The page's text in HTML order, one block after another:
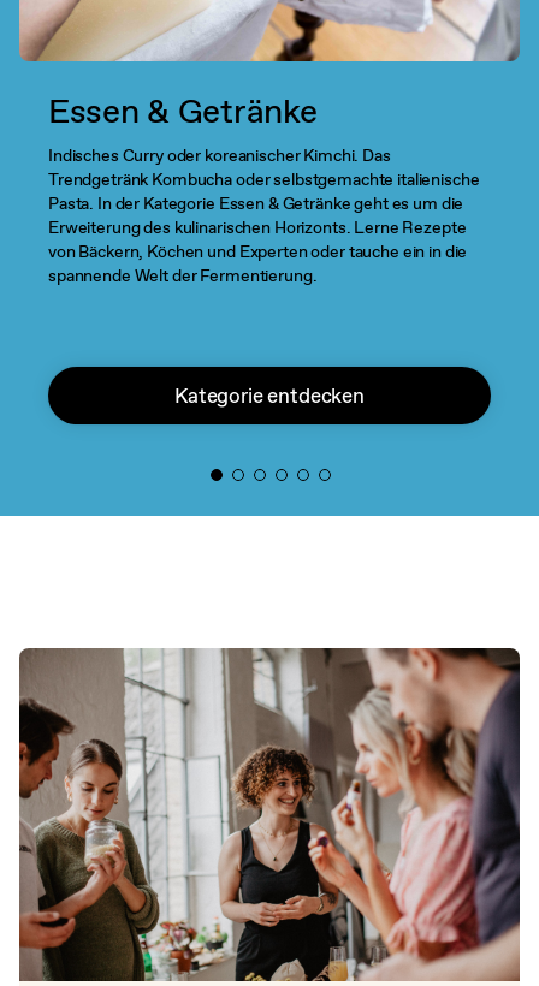
Essen & Getränke
Indisches Curry oder koreanischer Kimchi. Das
Trendgetränk Kombucha oder selbstgemachte italienische
Pasta. In der Kategorie Essen & Getränke geht es um die
Erweiterung des kulinarischen Horizonts. Lerne Rezepte
von Bäckern, Köchen und Experten oder tauche ein in die
spannende Welt der Fermentierung.
Kategorie entdecken